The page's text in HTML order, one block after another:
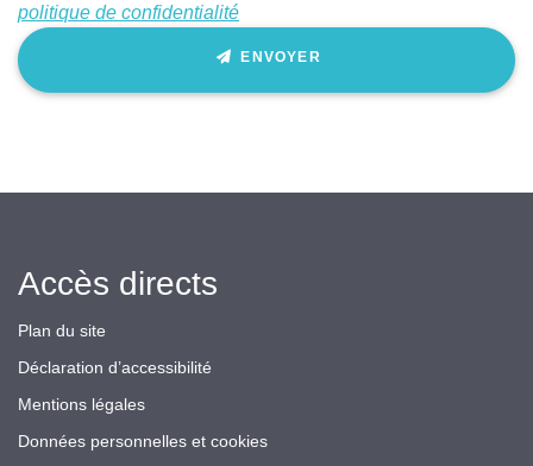
politique de confidentialité
ENVOYER
Accès directs
Plan du site
Déclaration d’accessibilité
Mentions légales
Données personnelles et cookies